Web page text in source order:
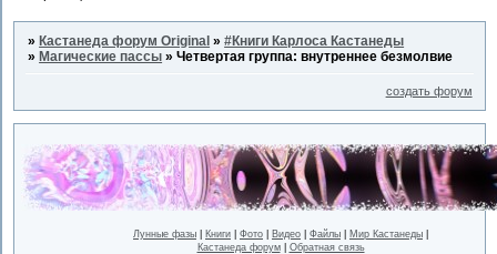
»Кастанеда форум Original »#Книги Карлоса Кастанеды
»Магические пассы »Четвертая группа: внутреннее безмолвие
создать форум
Лунные фазы Книги Фото Видео Файлы Мир Кастанеды
Кастанеда форум| Обратная связь